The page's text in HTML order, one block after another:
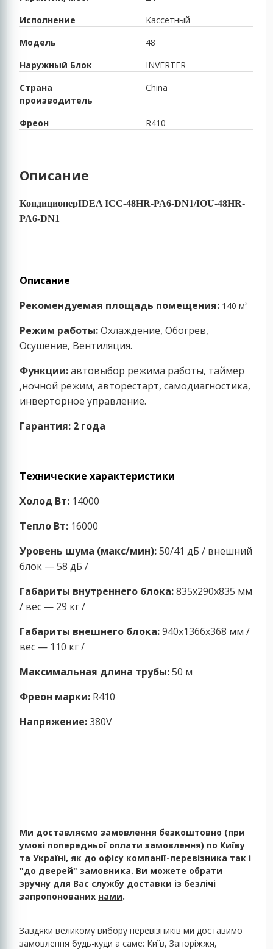
Исполнение
Кассетный
Модель
48
Наружный Блок
INVERTER
Страна
производитель
China
Фреон R410
Описание
КондиционерIDEA ICC-48HR-PA6-DN1/IOU-48HR-
PA6-DN1
Описание
Рекомендуемая площадь помещения: 140 м²
Режим работы:Охлаждение, Обогрев,
Осушение, Вентиляция.
Функции:автовыбор режима работы, таймер
,ночной режим, авторестарт, самодиагностика,
инверторное управление.
Гарантия: 2 года
Технические характеристики
Холод Вт: 14000
Тепло Вт: 16000
Уровень шума (макс/мин):50/41 дБ / внешний
блок — 58 дБ /
Габариты внутреннего блока:835x290x835 мм
/ вес — 29 кг /
Габариты внешнего блока:940x1366x368 мм /
вес — 110 кг /
Максимальная длина трубы:50 м
Фреон марки: R410
Напряжение:380V
Ми доставляємо замовлення безкоштовно (при
умові попередньої оплати замовлення) по Київу
та Україні, як до офісу компанії-перевізника так і
"до дверей" замовника. Ви можете обрати
зручну для Вас службу доставки із безлічі
запропонованих нами.
Завдяки великому вибору перевізників ми доставимо
замовлення будь-куди а саме: Київ, Запоріжжя,